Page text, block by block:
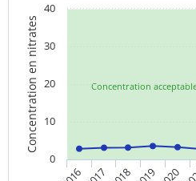
Concentration
Concentration en nitrates
0
10
20
30
40